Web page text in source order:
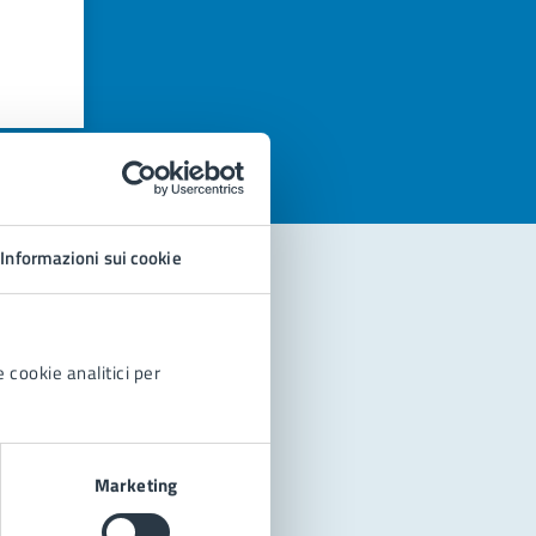
Informazioni sui cookie
cookie analitici per
Marketing